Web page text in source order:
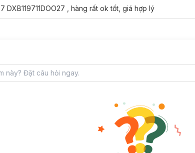
DXB119711DOO27 , hàng rất ok tốt, giá hợp lý